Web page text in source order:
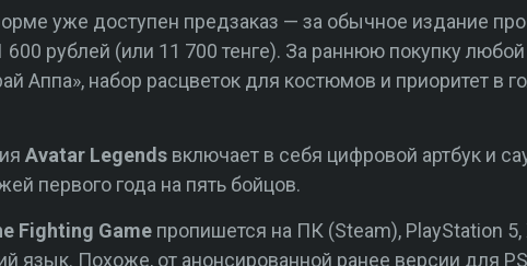
уже доступен предзаказ — за обычное издание
600 рублей (или 11 700 тенге). За раннюю покупку
Аппа», набор расцветок для костюмов и приоритет в
Avatar Legendsвключает в себя цифровой артбук и
первого года на пять бойцов.
Fighting Gameпропишется на ПК (Steam), PlayStation
язык. Похоже, от анонсированной ранее версии для